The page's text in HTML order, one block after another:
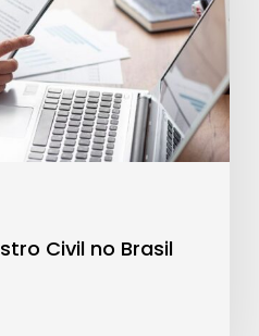
Civil no Brasil